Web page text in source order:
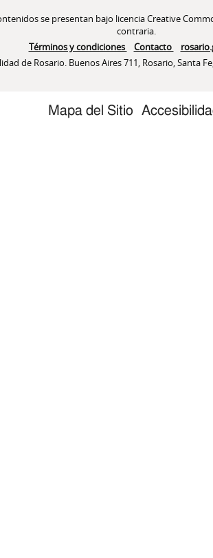
Mapa del Sitio